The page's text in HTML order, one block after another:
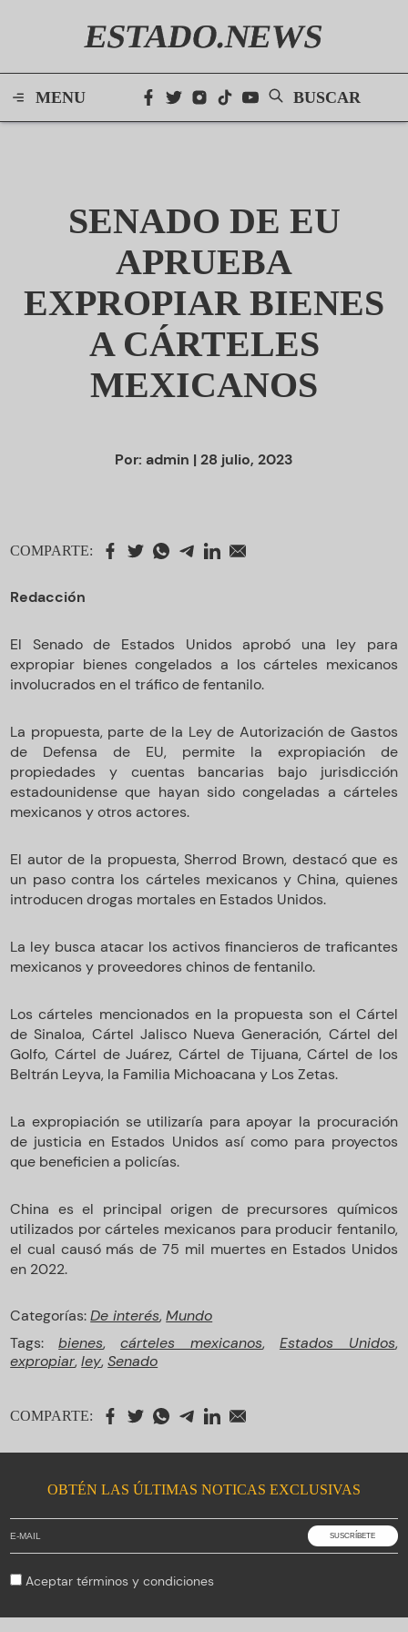
ESTADO.NEWS
MENU BUSCAR
SENADO DE EU
APRUEBA
EXPROPIAR BIENES
A CÁRTELES
MEXICANOS
Por: admin | 28 julio, 2023
COMPARTE:
Redacción
El Senado de Estados Unidos aprobó una ley para
expropiar bienes congelados a los cárteles mexicanos
involucrados en el tráfico de fentanilo.
La propuesta, parte de la Ley de Autorización de Gastos
de Defensa de EU, permite la expropiación de
propiedades y cuentas bancarias bajo jurisdicción
estadounidense que hayan sido congeladas a cárteles
mexicanos y otros actores.
El autor de la propuesta, Sherrod Brown, destacó que es
un paso contra los cárteles mexicanos y China, quienes
introducen drogas mortales en Estados Unidos.
La ley busca atacar los activos financieros de traficantes
mexicanos y proveedores chinos de fentanilo.
Los cárteles mencionados en la propuesta son el Cártel
de Sinaloa, Cártel Jalisco Nueva Generación, Cártel del
Golfo, Cártel de Juárez, Cártel de Tijuana, Cártel de los
Beltrán Leyva, la Familia Michoacana y Los Zetas.
La expropiación se utilizaría para apoyar la procuración
de justicia en Estados Unidos así como para proyectos
que beneficien a policías.
China es el principal origen de precursores químicos
utilizados por cárteles mexicanos para producir fentanilo,
el cual causó más de 75 mil muertes en Estados Unidos
en 2022.
Categorías:De interés,Mundo
Tags:bienes,cárteles mexicanos, Estados Unidos,
expropiar,ley,Senado
COMPARTE:
OBTÉN LAS ÚLTIMAS NOTICAS EXCLUSIVAS
Aceptartérminos y condiciones